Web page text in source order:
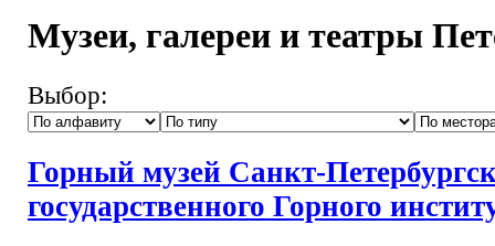
Музеи, галереи и театры
Выбор:
Горный музей Санкт-
государственного Горного